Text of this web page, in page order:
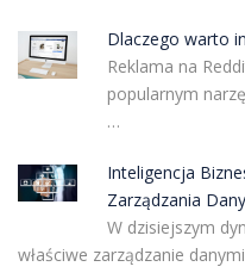
Dlaczego warto
Reklama na
popularnym
…
Inteligencja
Zarządzania
W dzisiejszym
właściwe zarządzanie